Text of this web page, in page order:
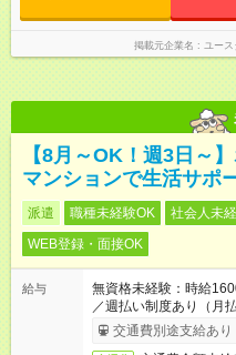
掲載元企業名 ユース
【8月～OK！週3日～
マンションで生活サポ
派遣 職種未経験OK 社会人未
WEB登録・面接OK
給与
無資格未経験：時給
／週払い制度あり（月
了次第のお支払いとな
交通費別途支給あり